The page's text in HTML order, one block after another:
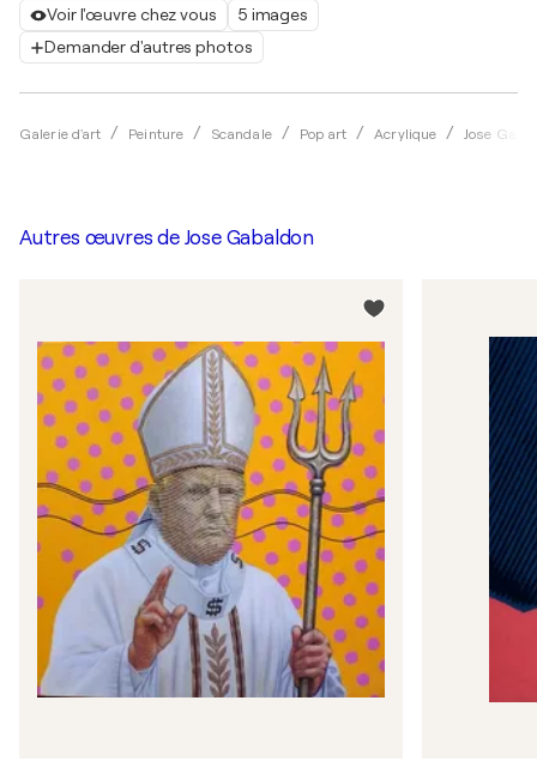
Voir l'œuvre chez vous
5 images
Demander d'autres photos
Galerie d'art Peinture Scandale Pop art Acrylique Jose
Autres œuvres de Jose Gabaldon